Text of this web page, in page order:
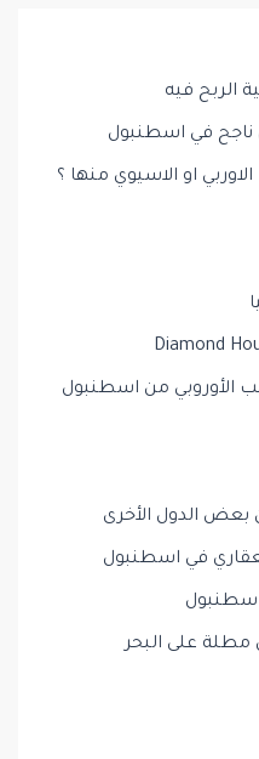
الربح فيه
في اسطنبول
او الاسيوي منها ؟
الأوروبي من اسطنبول
بعض الدول الأخرى
في اسطنبول
اسطنبول
على البحر